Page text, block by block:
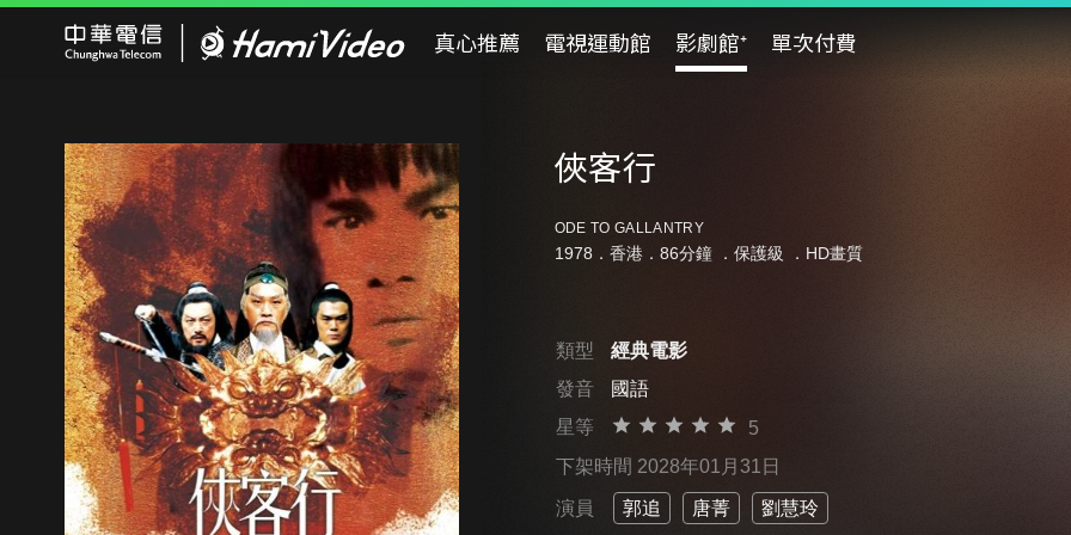
真心推薦 電視運動館 影劇館⁺ 單次付費
俠客行
ODE TO GALLANTRY
1978．香港．86分鐘 ． 保護級 ．HD畫質
類型
經典電影
發音
國語
星等
5
下架時間 2028年01月31日
演員 郭追 唐菁 劉慧玲